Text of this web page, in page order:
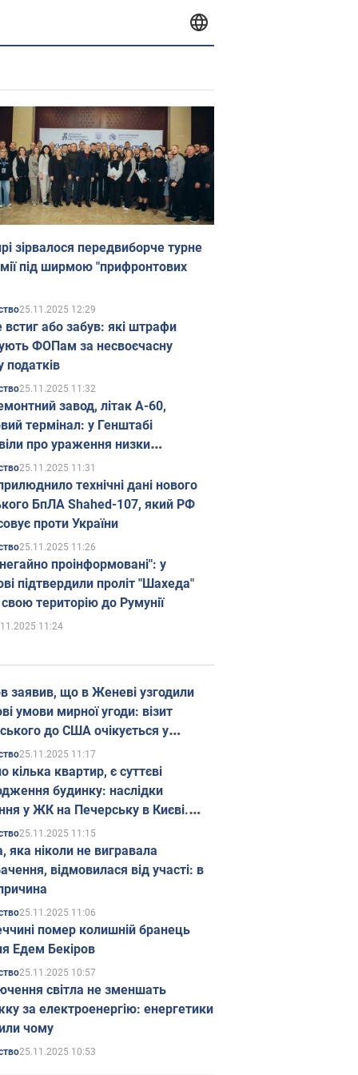
зірвалося передвиборче турне
під ширмою "прифронтових
25.11.2025 12:29
встиг або забув: які штрафи
ФОПам за несвоєчасну
податків
25.11.2025 11:32
завод, літак А-60,
термінал: у Генштабі
про ураження низки
об'єктів Росії
25.11.2025 11:31
технічні дані нового
БпЛА Shahed-107, який РФ
проти України
25.11.2025 11:26
проінформовані": у
підтвердили проліт "Шахеда"
територію до Румунії
11:24
заявив, що в Женеві узгодили
умови мирної угоди: візит
до США очікується у
25.11.2025 11:17
кілька квартир, є суттєві
будинку: наслідки
у ЖК на Печерську в Києві.
25.11.2025 11:15
яка ніколи не вигравала
відмовилася від участі: в
25.11.2025 11:06
помер колишній бранець
Едем Бекіров
25.11.2025 10:57
світла не зменшать
за електроенергію: енергетики
чому
25.11.2025 10:53